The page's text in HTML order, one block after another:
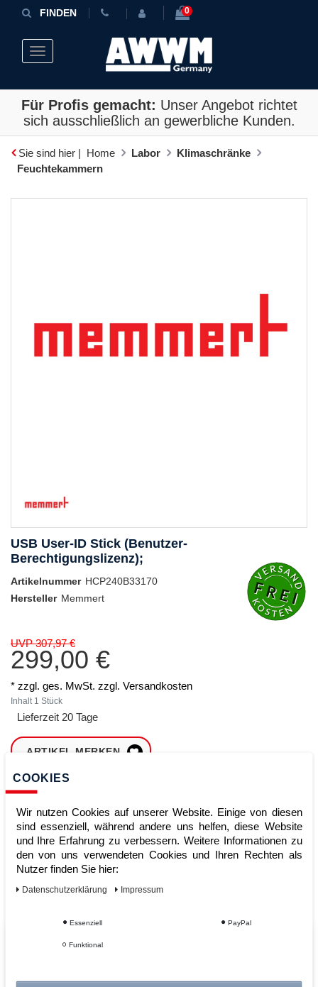
FINDEN 0
Toggle navigation
Für Profis gemacht: Unser Angebot richtet
sich ausschließlich an gewerbliche Kunden.
Sie sind hier | Home Labor
Klimaschränke
Feuchtekammern
USB User-ID Stick (Benutzer-
Berechtigungslizenz);
Artikelnummer HCP240B33170
Hersteller Memmert
UVP 307,97 €
299,00 €
* zzgl. ges. MwSt. zzgl. Versandkosten
Inhalt 1 Stück
Lieferzeit 20 Tage
ARTIKEL MERKEN
Sofort lieferbar
Vom Profi für Profis - Ihre Vorteile
COOKIES
Wir nutzen Cookies auf unserer Website. Einige von diesen
sind essenziell, während andere uns helfen, diese Website
und Ihre Erfahrung zu verbessern. Weitere Informationen zu
den von uns verwendeten Cookies und Ihren Rechten als
Nutzer finden Sie hier:
Daten­schutz­erklärung Impressum
Essenziell PayPal
Funktional